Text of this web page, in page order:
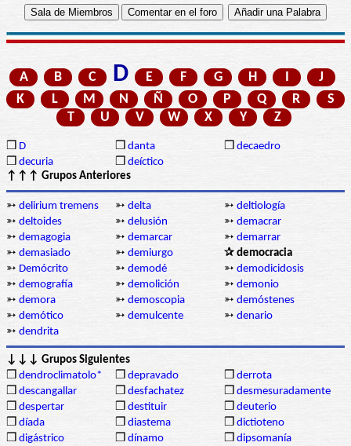
A B C D E F G H I
J
K
L M N Ñ O P Q R
S
T
U V W X Y Z
❒ D ❒ danta ❒ decaedro
❒ decuria ❒ deíctico
↑↑↑ Grupos Anteriores
➳ delirium tremens ➳ delta ➳ deltiología
➳ deltoides ➳ delusión ➳ demacrar
➳ demagogia ➳ demarcar ➳ demarrar
➳ demasiado ➳ demiurgo
✰ democracia
➳ Demócrito ➳ demodé ➳ demodicidosis
➳ demografía ➳ demolición ➳ demonio
➳ demora ➳ demoscopia ➳ demóstenes
➳ demótico ➳ demulcente ➳ denario
➳ dendrita
↓↓↓ Grupos Siguientes
❒ dendroclimatolo* ❒ depravado ❒ derrota
❒ descangallar ❒ desfachatez ❒ desmesuradamente
❒ despertar ❒ destituir ❒ deuterio
❒ díada ❒ diastema ❒ dictioteno
❒ digástrico ❒ dínamo ❒ dipsomanía